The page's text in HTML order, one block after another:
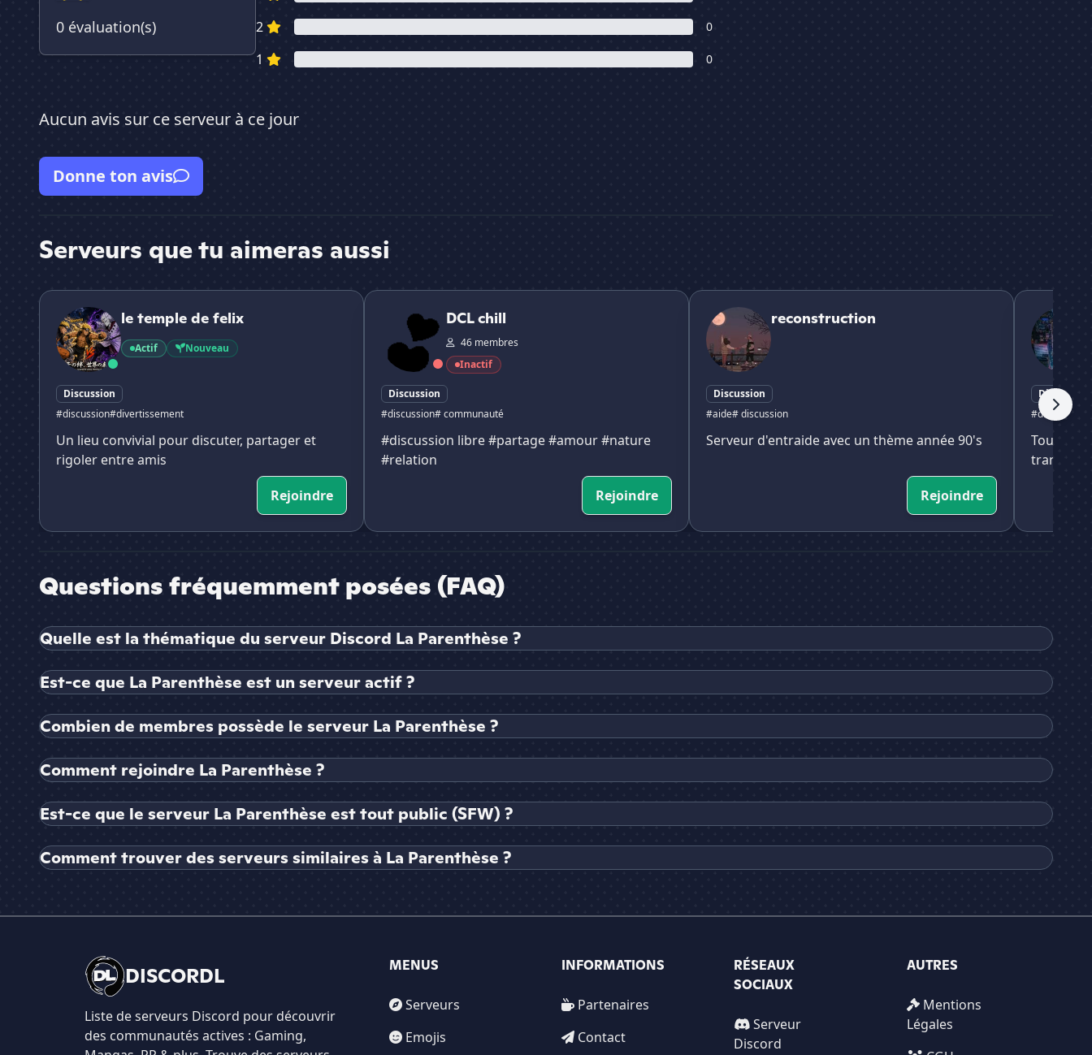
0 évaluation(s) 2 0
1 0
Aucun avis sur ce serveur à ce jour
Donne ton avis
Serveurs que tu aimeras aussi
le temple de felix
le temple de felix
Actif Nouveau
Discussion
#discussion#divertissement
Un lieu convivial pour discuter, partager et
rigoler entre amis
Rejoindre
DCL chill
DCL chill
46 membres
Inactif
Discussion
#discussion# communauté
#discussion libre #partage #amour #nature
#relation
Rejoindre
reconstruction
reconstruction
Discussion
#aide# discussion
Serveur d'entraide avec un thème année 90's
Rejoindre
Dark
Discussion
#discute#
Tout le
Questions fréquemment posées (FAQ)
Quelle est la thématique du serveur Discord La Parenthèse ?
Est-ce que La Parenthèse est un serveur actif ?
Combien de membres possède le serveur La Parenthèse ?
Comment rejoindre La Parenthèse ?
Est-ce que le serveur La Parenthèse est tout public (SFW) ?
Comment trouver des serveurs similaires à La Parenthèse ?
DISCORDL
Liste de serveurs Discord pour découvrir
des communautés actives : Gaming,
MENUS
Serveurs
Emojis
INFORMATIONS
Partenaires
Contact
RÉSEAUX
SOCIAUX
Serveur
Discord
AUTRES
Mentions
Légales